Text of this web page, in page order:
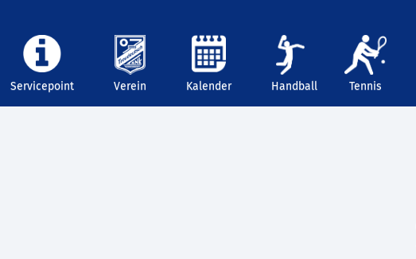
Servicepoint Verein Kalender Handball Tennis